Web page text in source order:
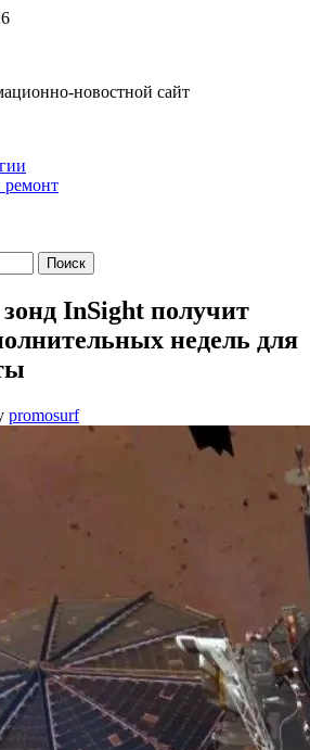
новостной сайт
ремонт
InSight получит
недель для
promosurf